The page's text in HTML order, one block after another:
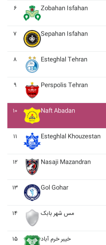
۶ Zobahan Isfahan
۷ Sepahan Isfahan
۸ Esteghlal Tehran
۹ Perspolis Tehran
۱۰ Naft Abadan
۱۱ Esteghlal Khouzestan
۱۲ Nasaji Mazandran
۱۳ Gol Gohar
۱۴ مس شهر بابک
۱۵ خيبر خرم آباد